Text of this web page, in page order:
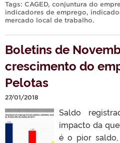
Tags: CAGED, conjuntura do
indicadores de emprego,
mercado local de trabalho.
Boletins de
crescimento do
Pelotas
27/01/2018
Saldo
impacto da
é o pior saldo,